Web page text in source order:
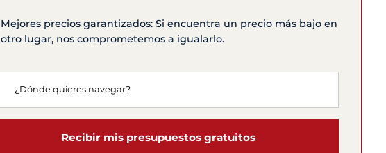
Mejores precios garantizados: Si encuentra un precio más bajo en
otro lugar, nos comprometemos a igualarlo.
Recibir mis presupuestos gratuitos